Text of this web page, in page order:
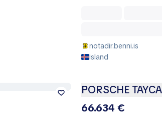
notadir.benni.is
Island
PORSCHE
66.634 €